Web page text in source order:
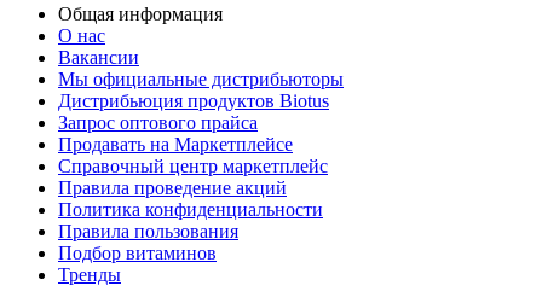
Общая информация
О нас
Вакансии
Мы официальные дистрибьюторы
Дистрибьюция продуктов Biotus
Запрос оптового прайса
Продавать на Маркетплейсе
Справочный центр маркетплейс
Правила проведение акций
Политика конфиденциальности
Правила пользования
Подбор витаминов
Тренды